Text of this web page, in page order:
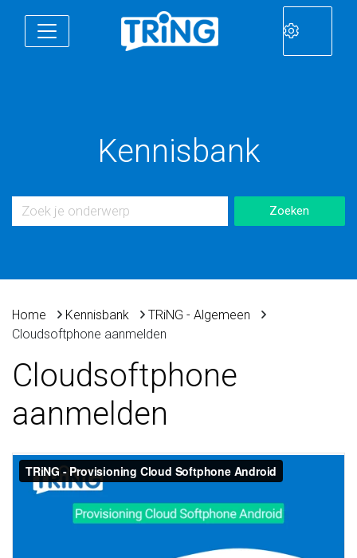
Kennisbank
Home Kennisbank
TRiNG - Algemeen
Cloudsoftphone aanmelden
Cloudsoftphone
aanmelden